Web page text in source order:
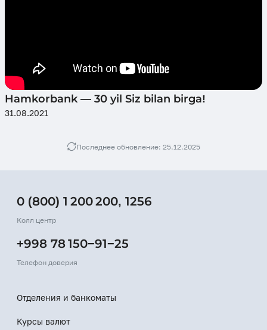
Hamkorbank — 30 yil Siz bilan birga!
31.08.2021
Последнее обновление: 25.12.2025
0 (800) 1 200 200, 1256
Колл центр
+998 78 150−91−25
Телефон доверия
Отделения и банкоматы
Курсы валют